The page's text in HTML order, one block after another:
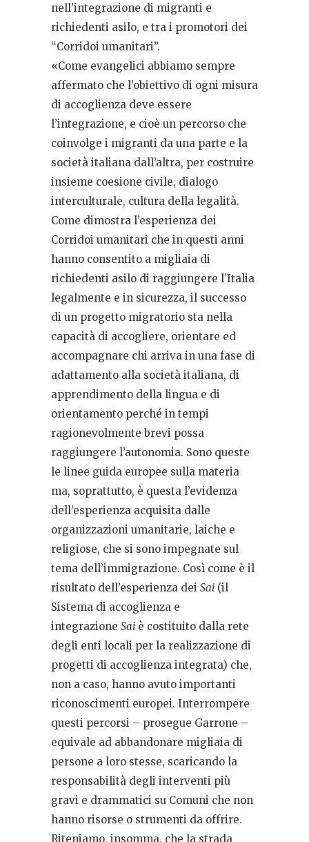
nell’integrazione di migranti e
richiedenti asilo, e tra i promotori dei
“Corridoi umanitari”.
«Come evangelici abbiamo sempre
affermato che l’obiettivo di ogni misura
di accoglienza deve essere
l’integrazione, e cioè un percorso che
coinvolge i migranti da una parte e la
società italiana dall’altra, per costruire
insieme coesione civile, dialogo
interculturale, cultura della legalità.
Come dimostra l’esperienza dei
Corridoi umanitari che in questi anni
hanno consentito a migliaia di
richiedenti asilo di raggiungere l’Italia
legalmente e in sicurezza, il successo
di un progetto migratorio sta nella
capacità di accogliere, orientare ed
accompagnare chi arriva in una fase di
adattamento alla società italiana, di
apprendimento della lingua e di
orientamento perché in tempi
ragionevolmente brevi possa
raggiungere l’autonomia. Sono queste
le linee guida europee sulla materia
ma, soprattutto, è questa l’evidenza
dell’esperienza acquisita dalle
organizzazioni umanitarie, laiche e
religiose, che si sono impegnate sul
tema dell’immigrazione. Così come è il
risultato dell’esperienza dei Sai (il
Sistema di accoglienza e
integrazione Sai è costituito dalla rete
degli enti locali per la realizzazione di
progetti di accoglienza integrata) che,
non a caso, hanno avuto importanti
riconoscimenti europei. Interrompere
questi percorsi – prosegue Garrone –
equivale ad abbandonare migliaia di
persone a loro stesse, scaricando la
responsabilità degli interventi più
gravi e drammatici su Comuni che non
hanno risorse o strumenti da offrire.
Riteniamo, insomma, che la strada